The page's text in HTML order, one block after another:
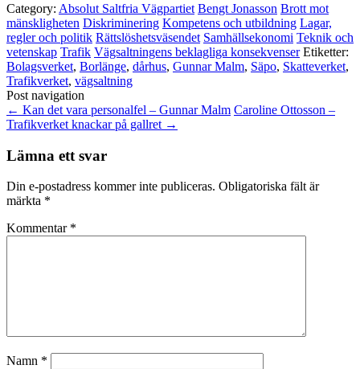
Category: Absolut Saltfria Vägpartiet Bengt Jonasson Brott mot
mänskligheten Diskriminering Kompetens och utbildning Lagar,
regler och politik Rättslöshetsväsendet Samhällsekonomi Teknik och
vetenskap Trafik Vägsaltningens beklagliga konsekvenser Etiketter:
Bolagsverket, Borlänge, dårhus, Gunnar Malm, Säpo, Skatteverket,
Trafikverket, vägsaltning
Post navigation
← Kan det vara personalfel – Gunnar Malm Caroline Ottosson –
Trafikverket knackar på gallret →
Lämna ett svar
Din e-postadress kommer inte publiceras. Obligatoriska fält är
märkta *
Kommentar *
Namn *